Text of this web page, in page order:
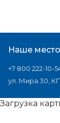
Наше
+7 800 222-10-
ул. Мира 30,
Загрузка